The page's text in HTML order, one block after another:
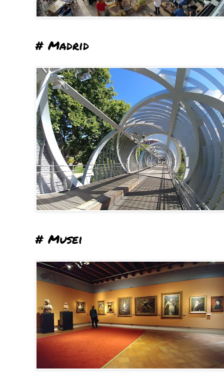
# Madrid
# Musei